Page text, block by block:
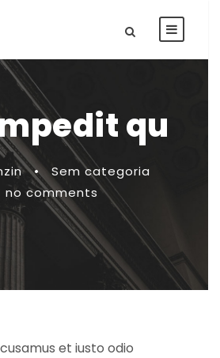
qu
•
Sem categoria
no comments
et iusto odio